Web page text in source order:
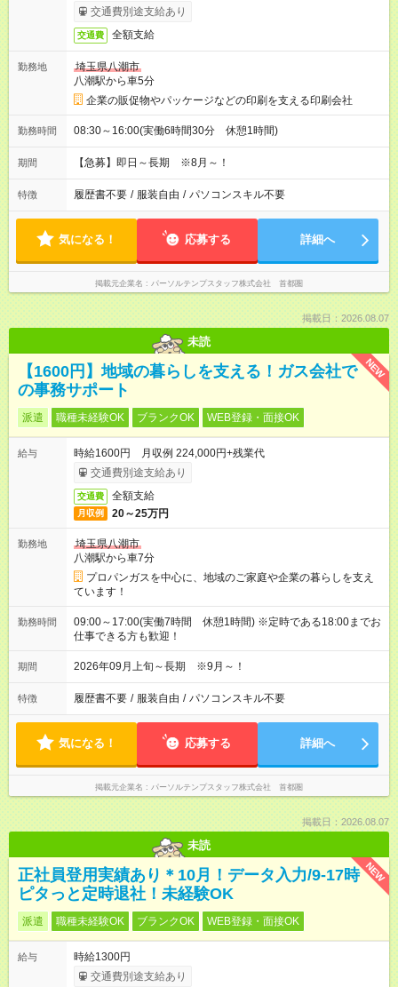
交通費別途支給あり
交通費 全額支給
勤務地
埼玉県八潮市
八潮駅から車5分
企業の販促物やパッケージなどの印刷を支える印刷会社
勤務時間 08:30～16:00(実働6時間30分 休憩1時間)
期間 【急募】即日～長期 ※8月～！
特徴 履歴書不要 / 服装自由 / パソコンスキル不要
気になる！ 応募する 詳細へ
掲載元企業名 パーソルテンプスタッフ株式会社 首都圏
掲載日：2026.08.07
未読
NEW
【1600円】地域の暮らしを支える！ガス会社で
の事務サポート
派遣 職種未経験OK ブランクOK WEB登録・面接OK
給与
時給1600円 月収例 224,000円+残業代
交通費別途支給あり
交通費 全額支給
月収例 20～25万円
勤務地
埼玉県八潮市
八潮駅から車7分
プロパンガスを中心に、地域のご家庭や企業の暮らしを支え
ています！
勤務時間
09:00～17:00(実働7時間 休憩1時間) ※定時である18:00までお
仕事できる方も歓迎！
期間 2026年09月上旬～長期 ※9月～！
特徴 履歴書不要 / 服装自由 / パソコンスキル不要
気になる！ 応募する 詳細へ
掲載元企業名 パーソルテンプスタッフ株式会社 首都圏
掲載日：2026.08.07
未読
NEW
正社員登用実績あり＊10月！データ入力/9-17時
ピタっと定時退社！未経験OK
派遣 職種未経験OK ブランクOK WEB登録・面接OK
給与
時給1300円
交通費別途支給あり